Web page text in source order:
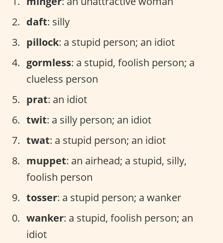
daft: silly
pillock: a stupid person; an idiot
gormless: a stupid, foolish person; a
clueless person
prat: an idiot
twit: a silly person; an idiot
twat: a stupid person; an idiot
muppet: an airhead; a stupid, silly,
foolish person
tosser: a stupid person; a wanker
wanker: a stupid, foolish person; an
idiot